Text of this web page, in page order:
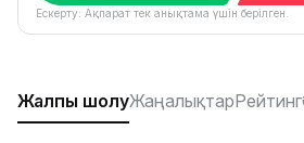
Ескерту: Ақпарат тек анықтама үшін берілген.
Жалпы шолуЖаңалықтарРейтинг